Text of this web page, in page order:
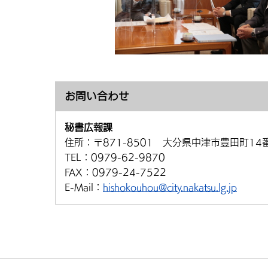
お問い合わせ
秘書広報課
住所： 〒871-8501 大分県中津市豊田町14
TEL： 0979-62-9870
FAX： 0979-24-7522
E-Mail： hishokouhou@city.nakatsu.lg.jp